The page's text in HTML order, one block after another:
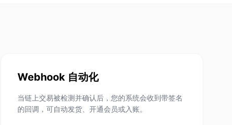
Webhook 自动化
当链上交易被检测并确认后，您的系统会收到带签名
的回调，可自动发货、开通会员或入账。